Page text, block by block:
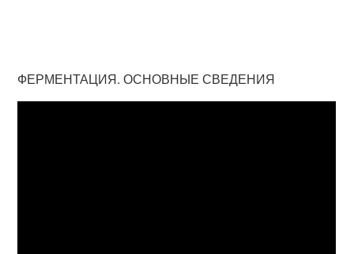
ФЕРМЕНТАЦИЯ. ОСНОВНЫЕ СВЕДЕНИЯ